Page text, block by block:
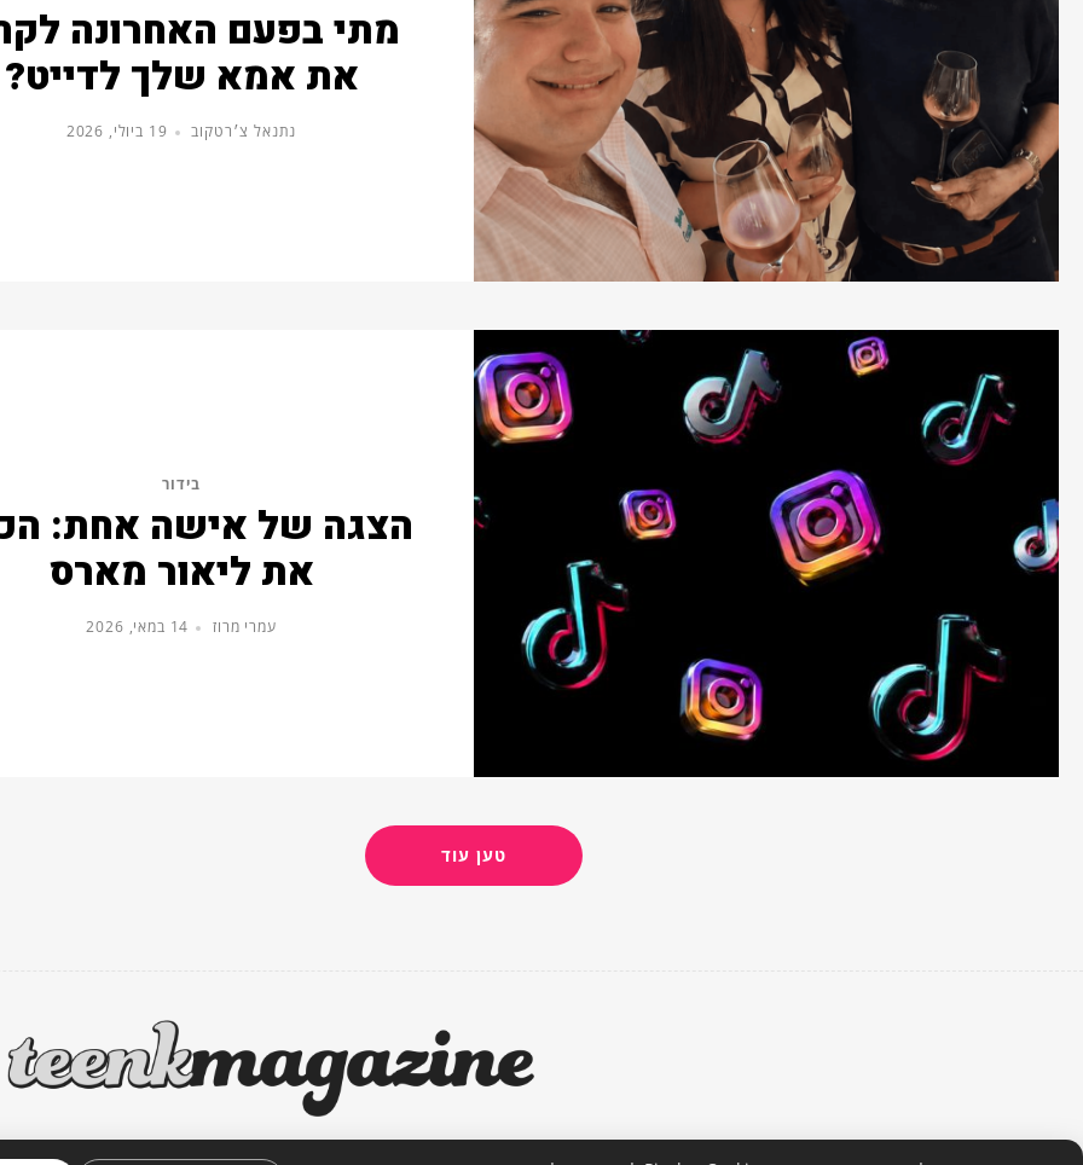
מתי בפעם האחרונה
את אמא שלך לדייט?
נתנאל צ׳רטקוב 19 ביולי, 2026
בידור
הצגה של אישה אחת:
את ליאור מארס
עמרי מרוז 14 במאי, 2026
טען עוד